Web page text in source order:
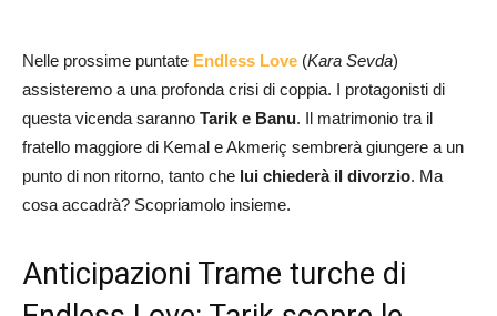
Nelle prossime puntate Endless Love (Kara Sevda)
assisteremo a una profonda crisi di coppia. I protagonisti di
questa vicenda saranno Tarik e Banu. Il matrimonio tra il
fratello maggiore di Kemal e Akmeriç sembrerà giungere a un
punto di non ritorno, tanto che lui chiederà il divorzio. Ma
cosa accadrà? Scopriamolo insieme.
Anticipazioni Trame turche di